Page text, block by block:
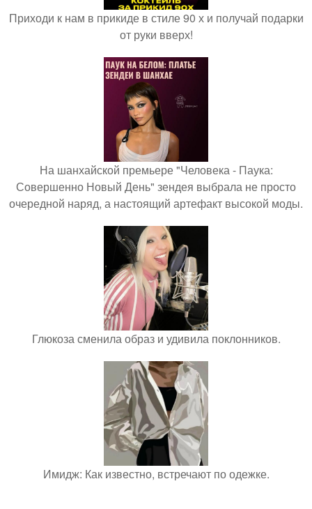
Приходи к нам в прикиде в стиле 90 х и получай подарки
от руки вверх!
На шанхайской премьере "Человека - Паука:
Совершенно Новый День" зендея выбрала не просто
очередной наряд, а настоящий артефакт высокой моды.
Глюкоза сменила образ и удивила поклонников.
Имидж: Как известно, встречают по одежке.